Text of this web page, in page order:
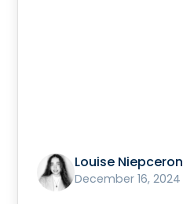
Louise Niepceron
December 16, 2024